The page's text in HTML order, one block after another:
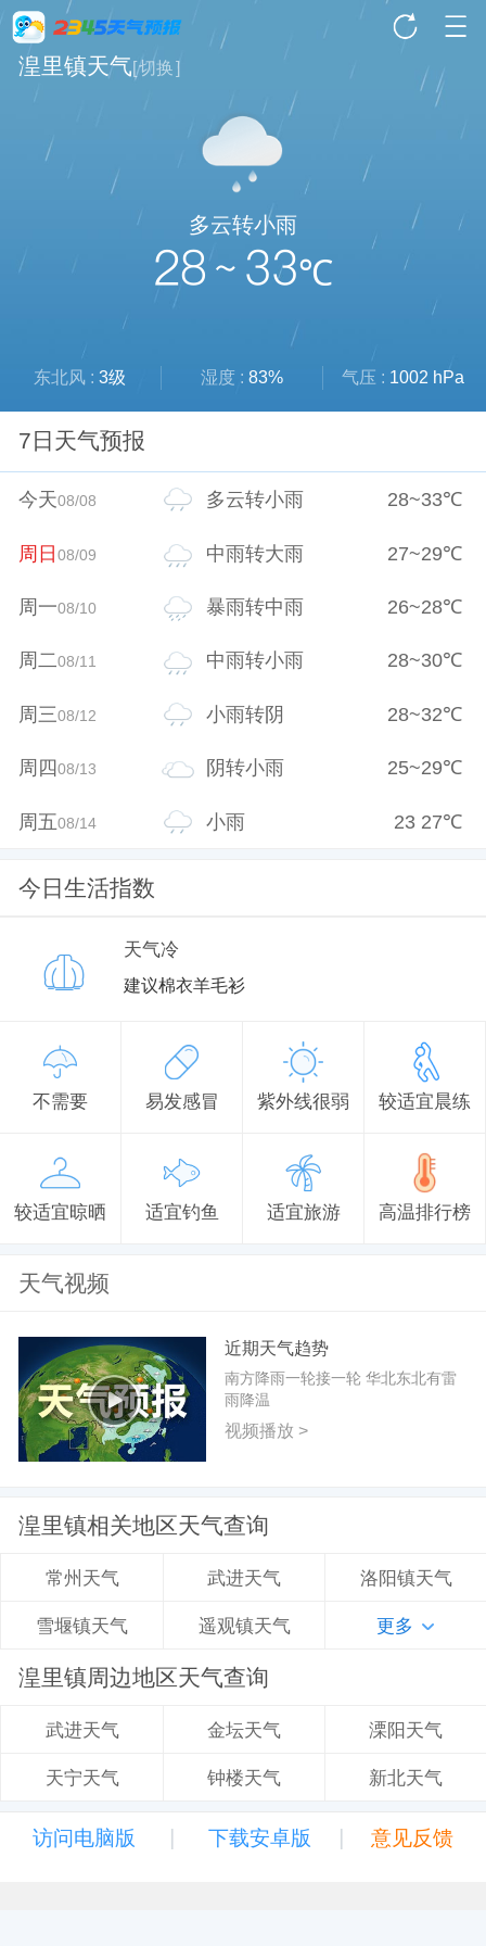
湟里镇天气[切换]
多云转小雨
28 ~ 33℃
东北风 :3级 湿度 : 83% 气压 : 1002 hPa
7日天气预报
今天08/08 多云转小雨 28~33℃
周日08/09 中雨转大雨 27~29℃
周一08/10 暴雨转中雨 26~28℃
周二08/11 中雨转小雨 28~30℃
周三08/12 小雨转阴 28~32℃
周四08/13 阴转小雨 25~29℃
周五08/14 小雨 23 27℃
今日生活指数
天气冷
建议棉衣羊毛衫
不需要 易发感冒 紫外线很弱 较适宜晨练
较适宜晾晒 适宜钓鱼 适宜旅游 高温排行榜
天气视频
近期天气趋势
南方降雨一轮接一轮 华北东北有雷
雨降温
视频播放 >
湟里镇相关地区天气查询
常州天气 武进天气 洛阳镇天气
雪堰镇天气 遥观镇天气 更多
湟里镇周边地区天气查询
武进天气 金坛天气 溧阳天气
天宁天气 钟楼天气 新北天气
访问电脑版 | 下载安卓版 | 意见反馈